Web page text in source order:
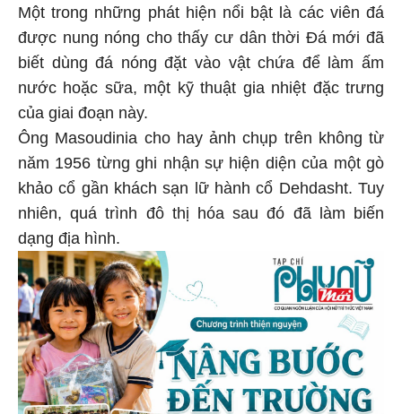
Một trong những phát hiện nổi bật là các viên đá
được nung nóng cho thấy cư dân thời Đá mới đã
biết dùng đá nóng đặt vào vật chứa để làm ấm
nước hoặc sữa, một kỹ thuật gia nhiệt đặc trưng
của giai đoạn này.
Ông Masoudinia cho hay ảnh chụp trên không từ
năm 1956 từng ghi nhận sự hiện diện của một gò
khảo cổ gần khách sạn lữ hành cổ Dehdasht. Tuy
nhiên, quá trình đô thị hóa sau đó đã làm biến
dạng địa hình.